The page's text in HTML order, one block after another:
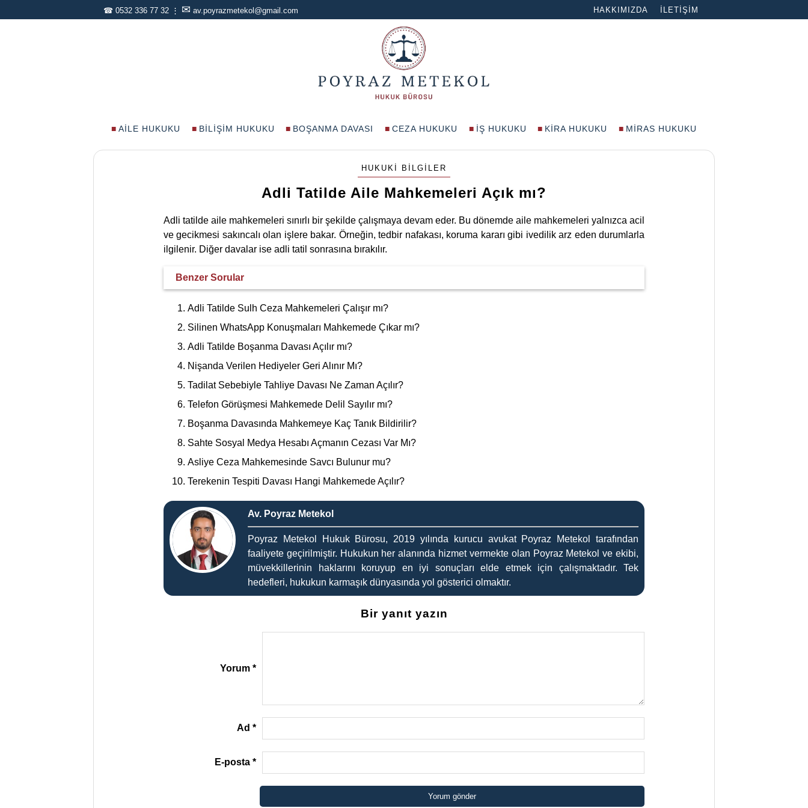
☎ 0532 336 77 32 ⋮ ✉ av.poyrazmetekol@gmail.com HAKKIMIZDA İLETIŞIM
AILE HUKUKU BILIŞIM HUKUKU BOŞANMA DAVASI CEZA HUKUKU İŞ HUKUKU KIRA HUKUKU MIRAS HUKUKU
HUKUKI BILGILER
Adli Tatilde Aile Mahkemeleri Açık mı?
Adli tatilde aile mahkemeleri sınırlı bir şekilde çalışmaya devam eder. Bu dönemde aile mahkemeleri yalnızca acil
ve gecikmesi sakıncalı olan işlere bakar. Örneğin, tedbir nafakası, koruma kararı gibi ivedilik arz eden durumlarla
ilgilenir. Diğer davalar ise adli tatil sonrasına bırakılır.
Benzer Sorular
Adli Tatilde Sulh Ceza Mahkemeleri Çalışır mı?
Silinen WhatsApp Konuşmaları Mahkemede Çıkar mı?
Adli Tatilde Boşanma Davası Açılır mı?
Nişanda Verilen Hediyeler Geri Alınır Mı?
Tadilat Sebebiyle Tahliye Davası Ne Zaman Açılır?
Telefon Görüşmesi Mahkemede Delil Sayılır mı?
Boşanma Davasında Mahkemeye Kaç Tanık Bildirilir?
Sahte Sosyal Medya Hesabı Açmanın Cezası Var Mı?
Asliye Ceza Mahkemesinde Savcı Bulunur mu?
Terekenin Tespiti Davası Hangi Mahkemede Açılır?
Av. Poyraz Metekol
Poyraz Metekol Hukuk Bürosu, 2019 yılında kurucu avukat Poyraz Metekol tarafından
faaliyete geçirilmiştir. Hukukun her alanında hizmet vermekte olan Poyraz Metekol ve ekibi,
müvekkillerinin haklarını koruyup en iyi sonuçları elde etmek için çalışmaktadır. Tek
hedefleri, hukukun karmaşık dünyasında yol gösterici olmaktır.
Bir yanıt yazın
Yorum *
Ad *
E-posta *